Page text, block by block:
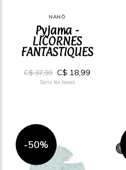
NANÖ
Pyjama -
LICORNES
FANTASTIQUES
C$ 37,99 C$ 18,99
Sans les taxes
-50%